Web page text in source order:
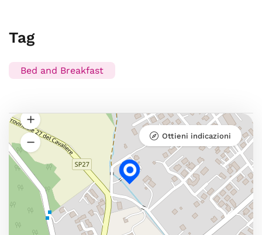
Tag
Bed and Breakfast
Ottieni indicazioni